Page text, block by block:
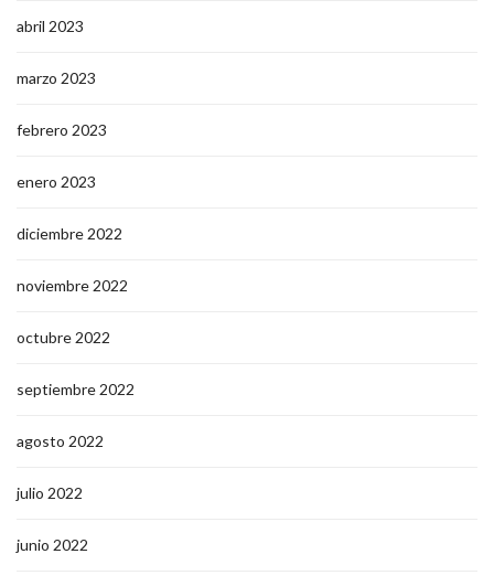
abril 2023
marzo 2023
febrero 2023
enero 2023
diciembre 2022
noviembre 2022
octubre 2022
septiembre 2022
agosto 2022
julio 2022
junio 2022